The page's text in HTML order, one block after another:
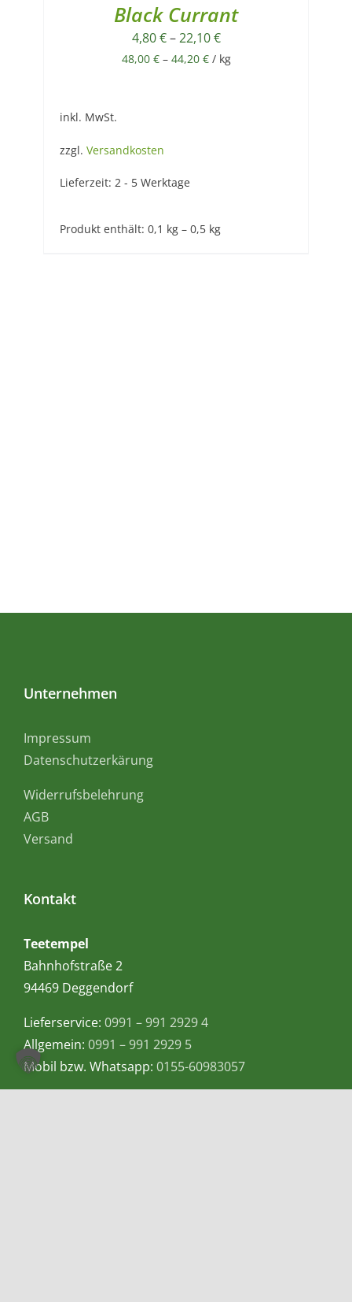
Black Currant
4,80€–22,10€
48,00 €– 44,20 €/ kg
inkl. MwSt.
zzgl. Versandkosten
Lieferzeit: 2 - 5 Werktage
Produkt enthält: 0,1 kg – 0,5 kg
Unternehmen
Impressum
Datenschutzerkärung
Widerrufsbelehrung
AGB
Versand
Kontakt
Teetempel
Bahnhofstraße 2
94469 Deggendorf
Lieferservice: 0991 – 991 2929 4
Allgemein: 0991 – 991 2929 5
Mobil bzw. Whatsapp: 0155-60983057